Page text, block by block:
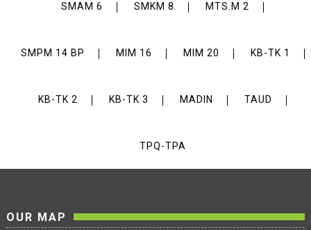
SMAM 6 SMKM 8 MTS.M 2
SMPM 14 BP MIM 16 MIM 20 KB-TK 1
KB-TK 2 KB-TK 3 MADIN TAUD
TPQ-TPA
OUR MAP